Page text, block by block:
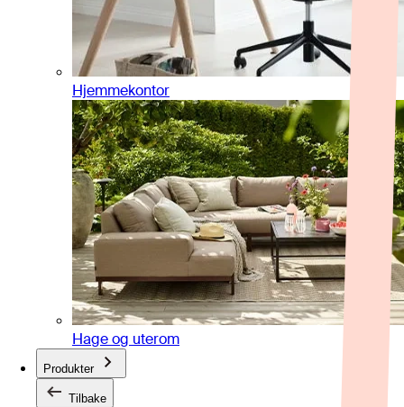
Hjemmekontor
Hage og uterom
Produkter
Tilbake